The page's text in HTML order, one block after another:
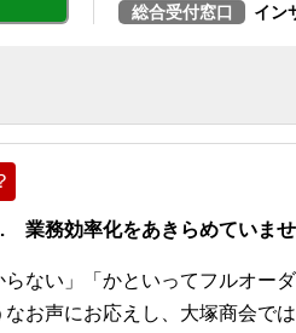
総合受付窓口
イン
務効率化をあきらめていませ
ない」「かといってフルオー
お声にお応えし、大塚商会で